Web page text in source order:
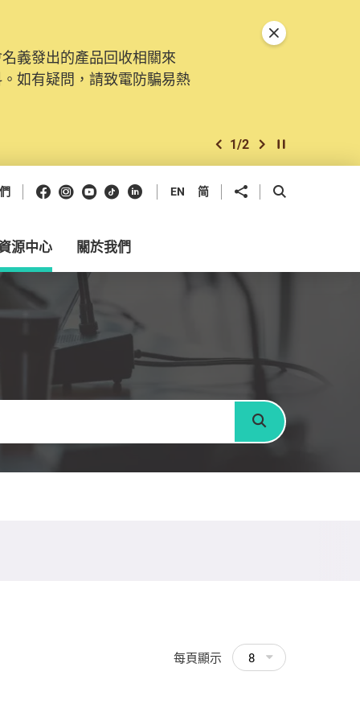
義發出的產品回收相關來
如有疑問，請致電防騙易熱
。由2025年11月10日起，
訴、查詢及建議。所有提交
上一個
2/2 下一個開始/暫停幻燈
關閉特別通告
Facebook
Instagram
Youtube
抖音領英 EN 简 分享到 開啟搜尋框
源中心 關於我們
搜尋
每頁顯示 8